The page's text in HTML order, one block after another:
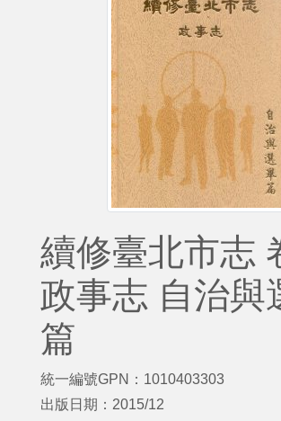
續修臺北市志
政事志 自治與
篇
統一編號GPN：1010403303
出版日期：2015/12